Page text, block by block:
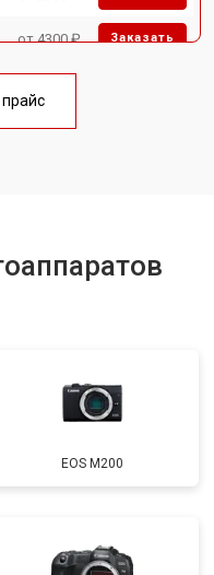
от 4300 ₽ Заказать
от 3100 ₽
прайс
EOS M200